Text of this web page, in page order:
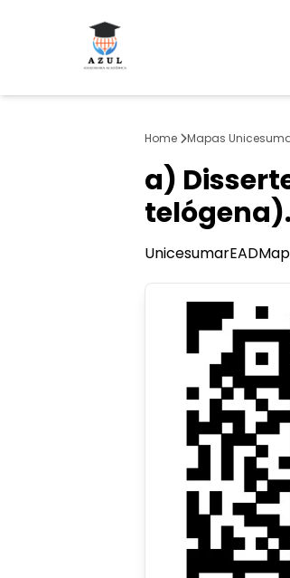
Home Mapas
a)
telógena).
UnicesumarEAD